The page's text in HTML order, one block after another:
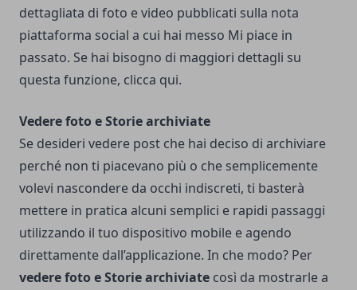
dettagliata di foto e video pubblicati sulla nota
piattaforma social a cui hai messo Mi piace in
passato. Se hai bisogno di maggiori dettagli su
questa funzione, clicca qui.
Vedere foto e Storie archiviate
Se desideri vedere post che hai deciso di archiviare
perché non ti piacevano più o che semplicemente
volevi nascondere da occhi indiscreti, ti basterà
mettere in pratica alcuni semplici e rapidi passaggi
utilizzando il tuo dispositivo mobile e agendo
direttamente dall’applicazione. In che modo? Per
vedere foto e Storie archiviate così da mostrarle a